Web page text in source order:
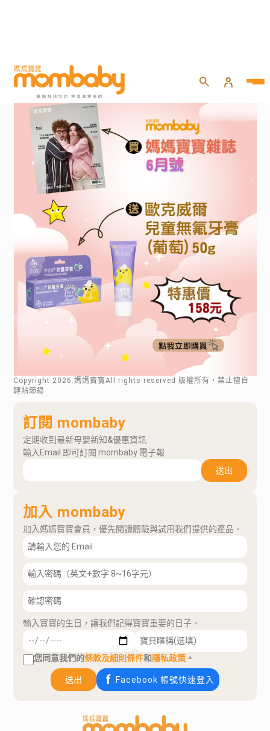
Copyright 2026 .媽媽寶寶All rights reserved.版權所有，禁止擅自
轉貼節錄
訂閱 mombaby
定期收到最新母嬰新知&優惠資訊
輸入Email 即可訂閱 mombaby 電子報
送出
加入 mombaby
加入媽媽寶寶會員，優先閱讀體驗與試用我們提供的產品。
輸入寶寶的生日，讓我們記得寶寶重要的日子。
您同意我們的條款及細則條件和隱私政策 。
送出 Facebook 帳號快速登入